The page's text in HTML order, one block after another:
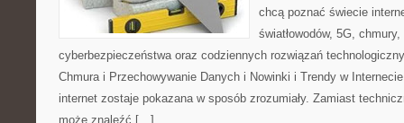
chcą poznać świecie
światłowodów, 5G,
cyberbezpieczeństwa oraz codziennych rozwiązań
Chmura i Przechowywanie Danych i Nowinki i Trendy w
internet zostaje pokazana w sposób zrozumiały. Zamiast
może znaleźć […]